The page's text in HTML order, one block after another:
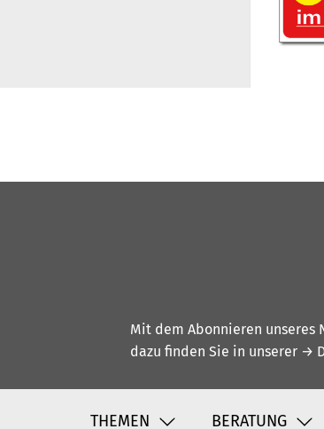
Mit dem Abonnieren unseres
dazu finden Sie in unserer →
THEMEN BERATUNG